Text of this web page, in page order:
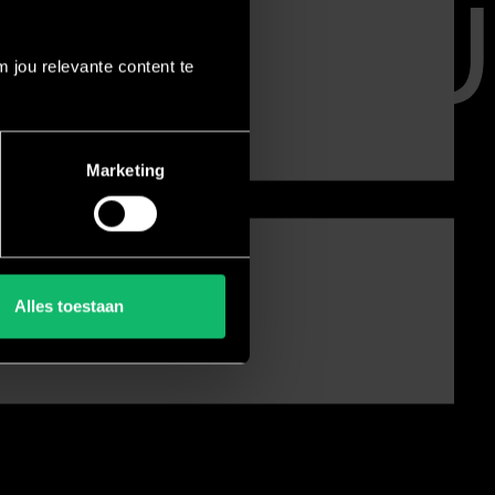
jou relevante content te
Marketing
Alles toestaan